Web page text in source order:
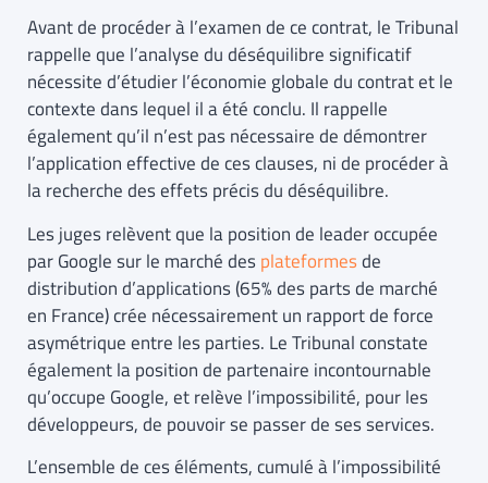
Avant de procéder à l’examen de ce contrat, le Tribunal
rappelle que l’analyse du déséquilibre significatif
nécessite d’étudier l’économie globale du contrat et le
contexte dans lequel il a été conclu. Il rappelle
également qu’il n’est pas nécessaire de démontrer
l’application effective de ces clauses, ni de procéder à
la recherche des effets précis du déséquilibre.
Les juges relèvent que la position de leader occupée
par Google sur le marché desplateformesde
distribution d’applications (65% des parts de marché
en France) crée nécessairement un rapport de force
asymétrique entre les parties. Le Tribunal constate
également la position de partenaire incontournable
qu’occupe Google, et relève l’impossibilité, pour les
développeurs, de pouvoir se passer de ses services.
L’ensemble de ces éléments, cumulé à l’impossibilité